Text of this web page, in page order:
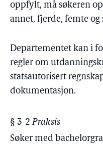
oppfylt, må søkeren
annet, fjerde, femte og
Departementet kan i
regler om
statsautorisert
dokumentasjon.
§ 3-2 Praksis
Søker med